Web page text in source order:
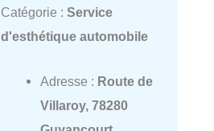
Catégorie : Service
d'esthétique automobile
Adresse : Route de
Villaroy, 78280